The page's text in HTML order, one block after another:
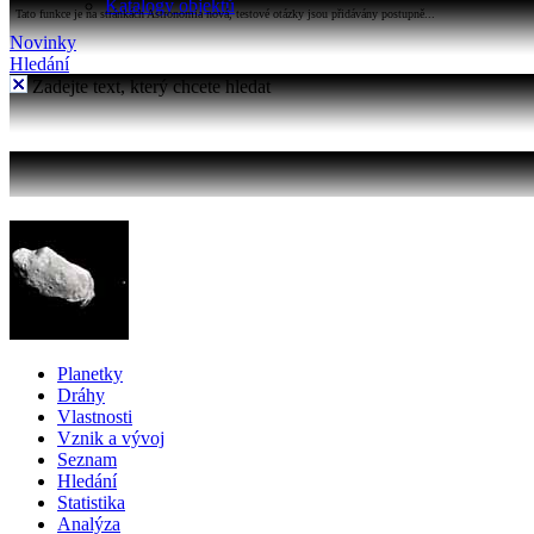
Katalogy objektů
Tato funkce je na stránkách Astronomia nová, testové otázky jsou přidávány postupně...
Novinky
Hledání
Zadejte text, který chcete hledat
Planetky
Dráhy
Vlastnosti
Vznik a vývoj
Seznam
Hledání
Statistika
Analýza